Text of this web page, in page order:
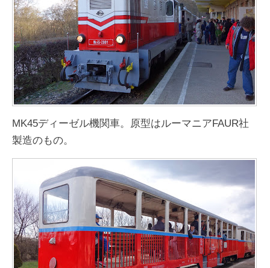
MK45ディーゼル機関車。原型はルーマニアFAUR社
製造のもの。